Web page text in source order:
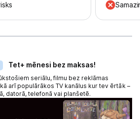
Tet+ mēnesi bez maksas!
seriālu, filmu bez reklāmas
arī populārākos TV kanālus kur tev ērtāk –
datorā, telefonā vai planšetē.